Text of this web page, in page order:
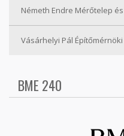
Németh Endre Mérőtelep
Vásárhelyi Pál
BME 240